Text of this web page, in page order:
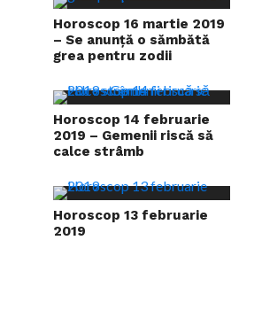
Horoscop 16 martie 2019
– Se anunță o sămbătă
grea pentru zodii
Horoscop 14 februarie
2019 – Gemenii riscă să
calce strâmb
Horoscop 13 februarie
2019